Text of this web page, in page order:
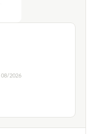
08/2026